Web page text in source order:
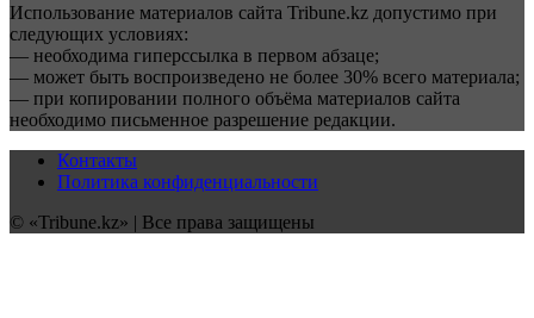
Использование материалов сайта Tribune.kz допустимо при
следующих условиях:
— необходима гиперссылка в первом абзаце;
— может быть воспроизведено не более 30% всего материала;
— при копировании полного объёма материалов сайта
необходимо письменное разрешение редакции.
Контакты
Политика конфиденциальности
© «Tribune.kz» | Все права защищены